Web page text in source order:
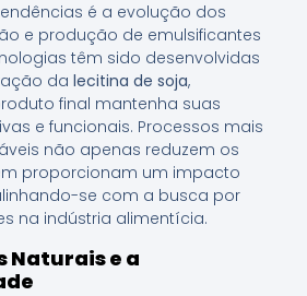
é a evolução dos
e produção de emulsificantes
têm sido desenvolvidas
da lecitina de soja,
final mantenha suas
e funcionais. Processos mais
não apenas reduzem os
proporcionam um impacto
se com a busca por
na indústria alimentícia.
Naturais e a